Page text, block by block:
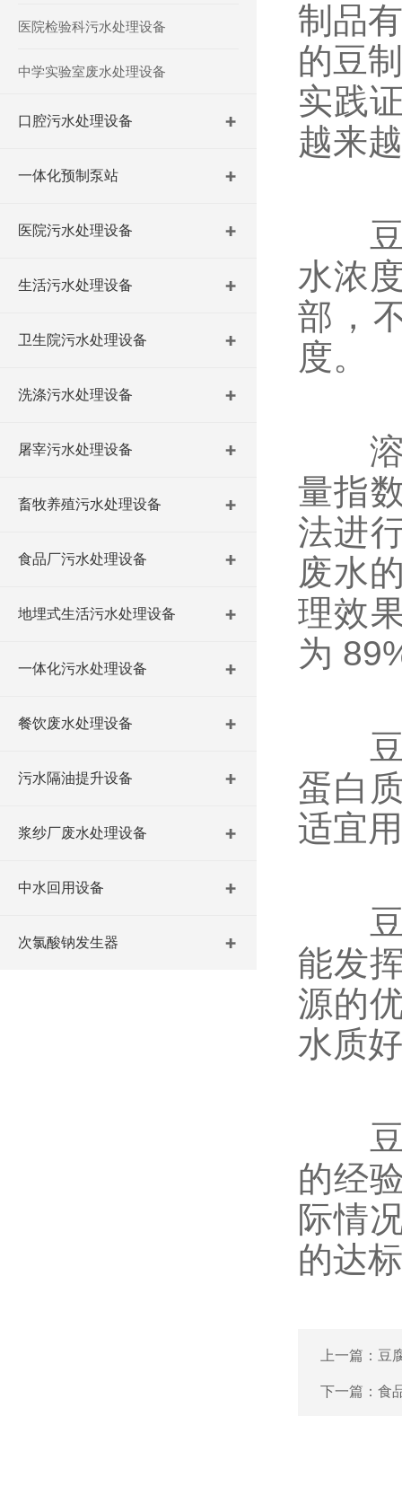
医院检验科污水处理设备
中学实验室废水处理设备
口腔污水处理设备
一体化预制泵站
医院污水处理设备
生活污水处理设备
卫生院污水处理设备
洗涤污水处理设备
屠宰污水处理设备
畜牧养殖污水处理设备
食品厂污水处理设备
地埋式生活污水处理设备
一体化污水处理设备
餐饮废水处理设备
污水隔油提升设备
浆纱厂废水处理设备
中水回用设备
次氯酸钠发生器
制品
的豆
实践
越来
豆
水浓
部，
度。
溶
量指
法进
废水
理效
为
豆
蛋白
适宜
豆
能发
源的
水质
豆
的经
际情
的达
上一篇： 豆
下一篇： 食